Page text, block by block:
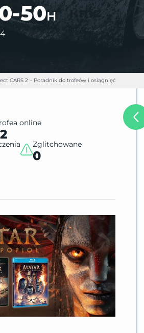
50H
CARS 2 – Poradnik do trofeów i osiągnięć
online
Zglitchowane
0